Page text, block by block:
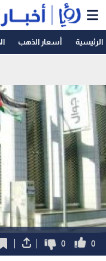
الرئيسية أسعار الذهب
0
0